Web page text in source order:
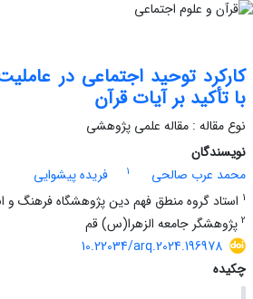
کارکرد توحید اجتماعی در
با تأکید بر آیات قرآن
نوع مقاله : مقاله علمی پژوهشی
نویسندگان
محمد عرب صالحی
1 فریده پیشوایی
1 استاد گروه منطق فهم دین پژوهشگاه فرهنگ و
2 پژوهشگر جامعه الزهرا(س) قم
10.22034/arq.2024.196978
چکیده